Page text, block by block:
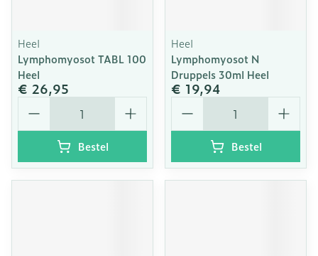
Heel
Lymphomyosot TABL 100
Heel
€ 26,95
Aantal
Bestel
Heel
Lymphomyosot N
Druppels 30ml Heel
€ 19,94
Aantal
Bestel